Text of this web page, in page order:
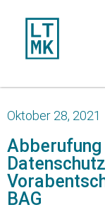
Oktober 28, 2021
Abberufung
BAG